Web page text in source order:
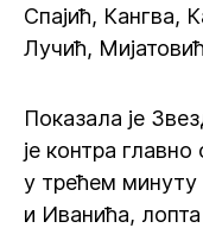
Спајић, Кангва,
Лучић,
Показала је
је контра
у трећем минуту
и Иванића,